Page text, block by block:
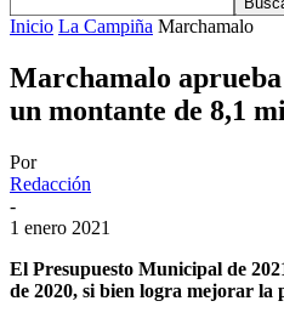
Inicio La Campiña Marchamalo
Marchamalo aprueba
un montante de 8,1
Por
Redacción
-
1 enero 2021
El Presupuesto Municipal de
de 2020, si bien logra mejorar la